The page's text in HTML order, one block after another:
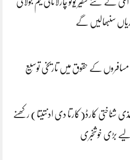
سنبھالیں گے
مسافروں کے حقوق میں تاریخی توسیع
شناختی کارڈ(کارتا دی ادنتیتا) رکھنے
بڑی خوشخبری